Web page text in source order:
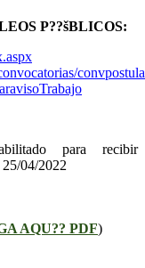
P??šBLICOS:
para recibir
25/04/2022
AQU?? PDF)